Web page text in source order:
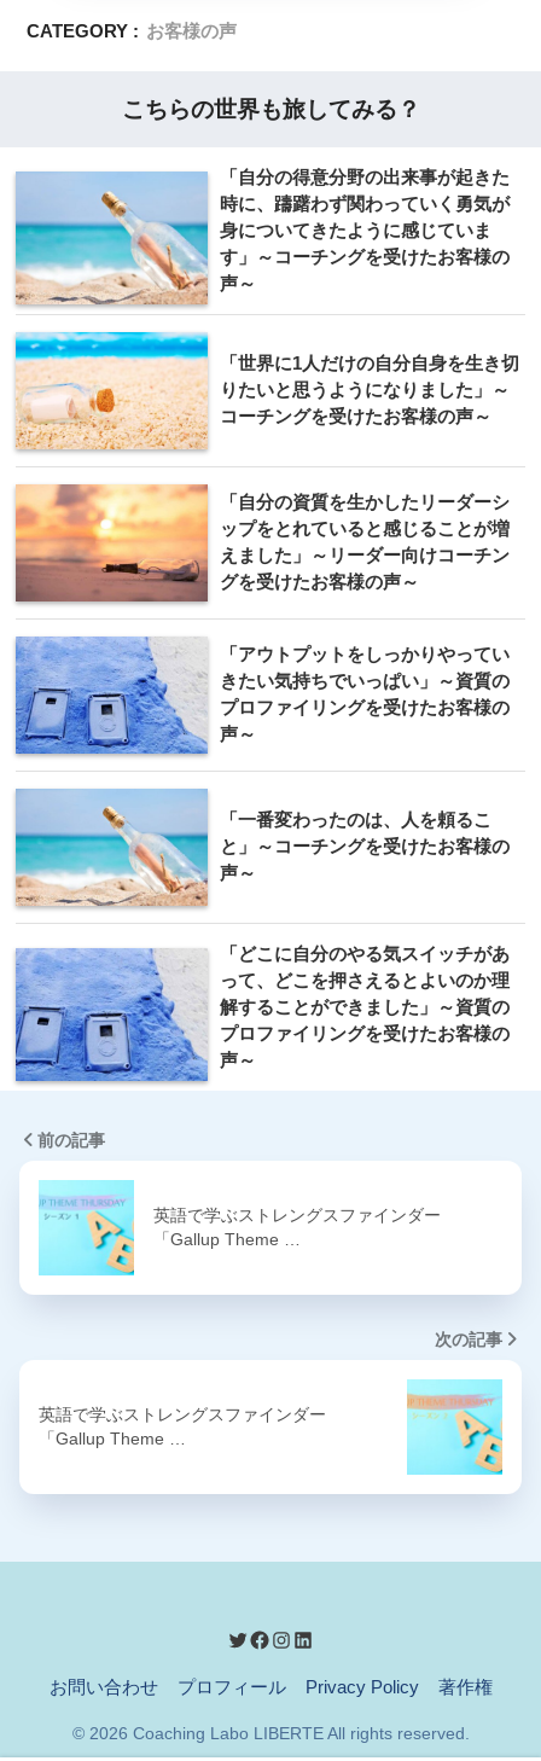
CATEGORY : お客様の声
こちらの世界も旅してみる？
「自分の得意分野の出来事が起きた
時に、躊躇わず関わっていく勇気が
身についてきたように感じていま
す」～コーチングを受けたお客様の
声～
「世界に1人だけの自分自身を生き切
りたいと思うようになりました」～
コーチングを受けたお客様の声～
「自分の資質を生かしたリーダーシ
ップをとれていると感じることが増
えました」～リーダー向けコーチン
グを受けたお客様の声～
「アウトプットをしっかりやってい
きたい気持ちでいっぱい」～資質の
プロファイリングを受けたお客様の
声～
「一番変わったのは、人を頼るこ
と」～コーチングを受けたお客様の
声～
「どこに自分のやる気スイッチがあ
って、どこを押さえるとよいのか理
解することができました」～資質の
プロファイリングを受けたお客様の
声～
前の記事
英語で学ぶストレングスファインダー
「Gallup Theme …
次の記事
英語で学ぶストレングスファインダー
「Gallup Theme …
お問い合わせ プロフィール Privacy Policy 著作権
© 2026 Coaching Labo LIBERTE All rights reserved.